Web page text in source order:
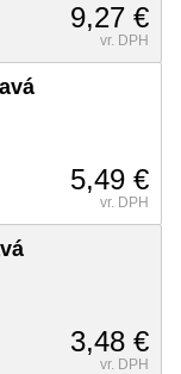
9,27 €
vr. DPH
5,49 €
vr. DPH
3,48 €
vr. DPH